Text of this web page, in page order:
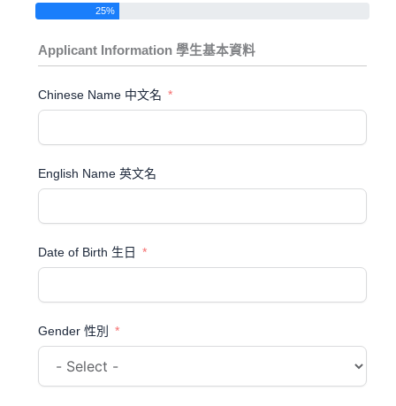
25%
Applicant Information 學生基本資料
Chinese Name 中文名
English Name 英文名
Date of Birth 生日
Gender 性別